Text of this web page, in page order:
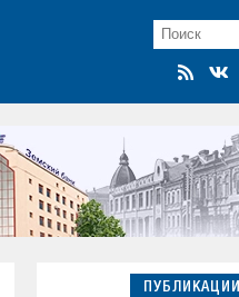
ПУБЛИКАЦИИ